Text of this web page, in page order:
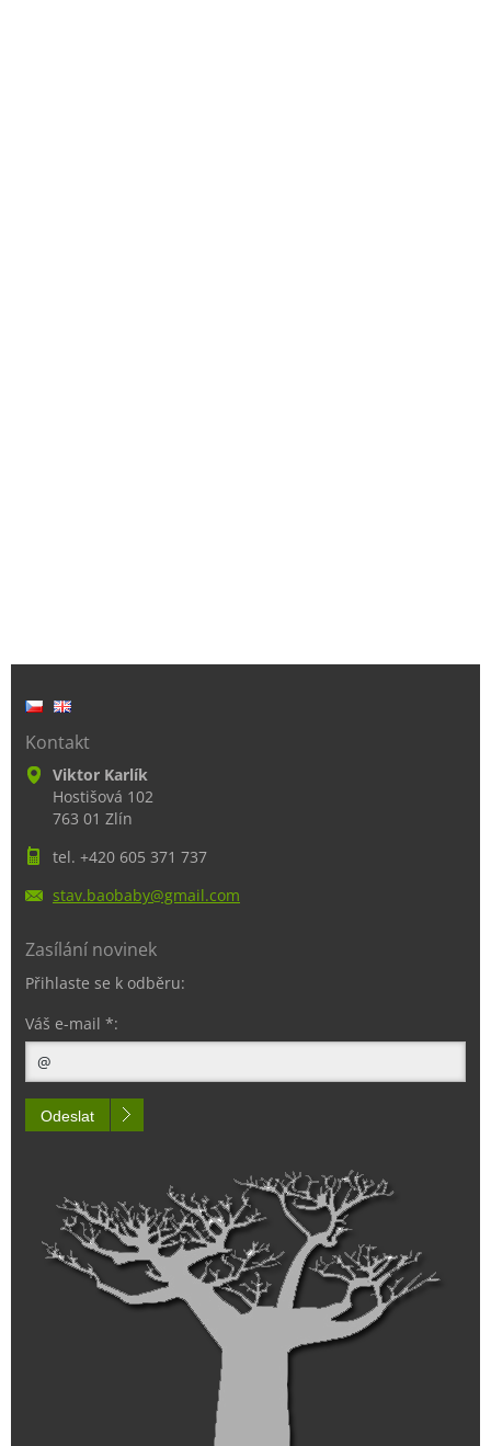
Kontakt
Viktor Karlík
Hostišová 102
763 01 Zlín
tel. +420 605 371 737
stav.baobaby@gmail.com
Zasílání novinek
Přihlaste se k odběru:
Váš e-mail *:
Odeslat